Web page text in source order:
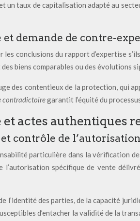
un taux de capitalisation adapté au
demande de contre-
conclusions du rapport d’expertise
biens comparables ou des évolutions
des contentieux de la protection, qui
contradictoiregarantit l’équité du
actes authentiques
contrôle de
particulière dans la vérification
l’autorisation spécifique de vente
l’identité des parties, de la capacité
d’entacher la validité de la